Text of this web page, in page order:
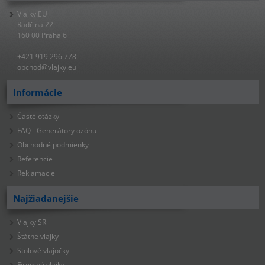
Vlajky.EU
Radčina 22
160 00 Praha 6
+421 919 296 778
obchod@vlajky.eu
Informácie
Časté otázky
FAQ - Generátory ozónu
Obchodné podmienky
Referencie
Reklamacie
Najžiadanejšie
Vlajky SR
Štátne vlajky
Stolové vlajočky